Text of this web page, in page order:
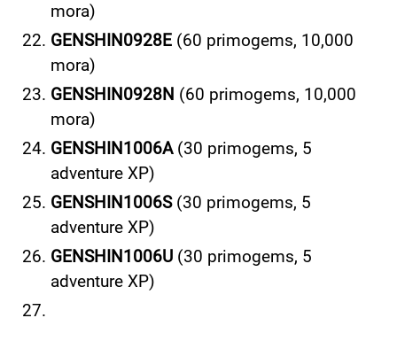
mora)
GENSHIN0928E (60 primogems, 10,000
mora)
GENSHIN0928N (60 primogems, 10,000
mora)
GENSHIN1006A(30 primogems, 5
adventure XP)
GENSHIN1006S(30 primogems, 5
adventure XP)
GENSHIN1006U (30 primogems, 5
adventure XP)